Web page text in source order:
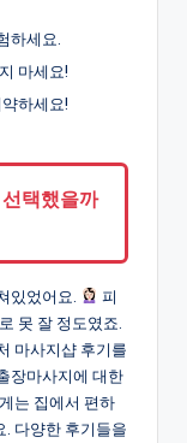
하세요.
마세요!
하세요!
택했을까
있었어요.
피
못 잘 정도였죠.
마사지샵 후기를
장마사지에 대한
는 집에서 편하
. 다양한 후기들을